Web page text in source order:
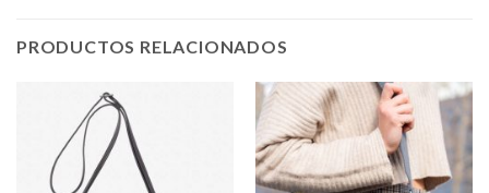
PRODUCTOS RELACIONADOS